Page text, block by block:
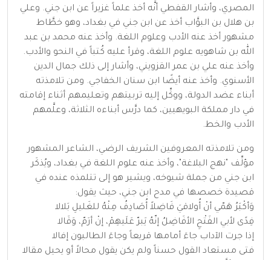
المصري، وأشار القفطي أنَّه أخذ علماً غزيراً عن ابن جني. وعلي
بن هلال بن البوَّاب أخذ عن ابن جني في بغداد، وهو خطَّاط
مشهور أخذ عنه الأدب وعلوم اللغة. وأخذ عنه محمد بن عبد
الله بن شاهويه علوم اللغة، وقرأ عليه كُتباً في النحو والأدب.
وأخذ عنه علي بن عمر القزويني، وأشار إلى ذلك جمال الدين
الأسنوي. وأخذ عنه أيضًا ابن سنان الخفاجي. ومن تلامذته
أبناء عضد الدولة، ووكِّل إليه تربيتهم وتعليمهم أثناء إقامته
في دار مملكة البويهيين، كما درَّس أبناءه الثلاثة، وعلَّمهم
الأدب والخط.
ومن تلامذته المعروفين الشريف الرضي، الشاعر المشهور
مؤلِّف "نهج البلاغة"، وأخذ عنه علوم اللغة في بغداد، ويُذكَر
ابن جني من جملة شيوخه، ويشير هو إلى تتلمذه عنده في
قصيدة خصصها في مدح ابن جني، حيث يقول:
وَأكْبَرُ هَمّي أنْ أُولاقيَ فَاضِلاً أُصَادِفُ مِنْهُ للغَليلِ بَلالا
فِدًى لأبي الفَتْحِ الأفَاضِلُ إنّهُ يَبرّ عَلَيهِمْ، إنْ أرَمّ، وَقَالا
إذا جرت الآداب جاءَ أمامها قريعاً وجاءَ الطالبون إفالا
فتى مستعاد القول حسناً ولم يكن يقول محالاً أو يحيل مقالا